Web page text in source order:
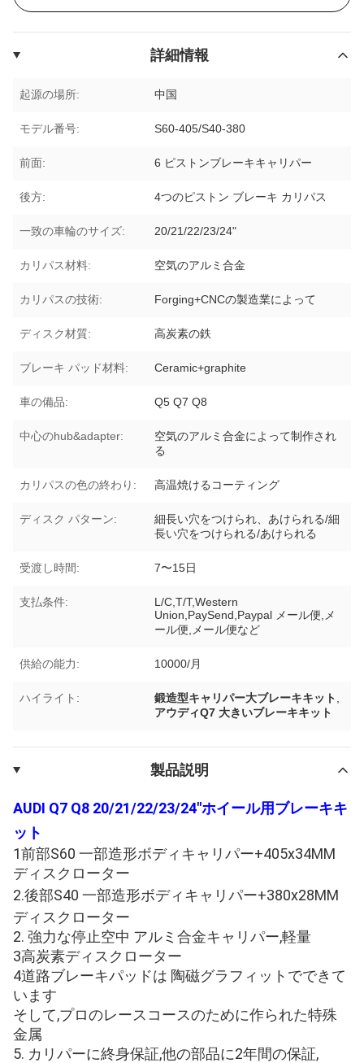
詳細情報
起源の場所: 中国
モデル番号: S60‐405/S40‐380
前面: 6 ピストンブレーキキャリパー
後方: 4つのピストン ブレーキ カリパス
一致の車輪のサイズ: 20/21/22/23/24"
カリパス材料: 空気のアルミ合金
カリパスの技術: Forging+CNCの製造業によって
ディスク材質: 高炭素の鉄
ブレーキ パッド材料: Ceramic+graphite
車の備品: Q5 Q7 Q8
中心のhub&adapter:
空気のアルミ合金によって制作され
る
カリパスの色の終わり: 高温焼けるコーティング
ディスク パターン:
細長い穴をつけられ、あけられる/細
長い穴をつけられる/あけられる
受渡し時間: 7〜15日
支払条件:
L/C,T/T,Western
Union,PaySend,Paypal メール便,メ
ール便,メール便など
供給の能力: 10000/月
ハイライト: 鍛造型キャリパー大ブレーキキット
アウディQ7 大きいブレーキキット
製品説明
AUDI Q7 Q8 20/21/22/23/24"ホイール用ブレーキキ
ット
1前部S60 一部造形ボディキャリパー+405x34MM
ディスクローター
2.後部S40 一部造形ボディキャリパー+380x28MM
ディスクローター
2. 強力な停止空中 アルミ合金キャリパー,軽量
3高炭素ディスクローター
4道路ブレーキパッドは 陶磁グラフィットでできて
います
そして,プロのレースコースのために作られた特殊
金属
5. カリパーに終身保証,他の部品に2年間の保証,